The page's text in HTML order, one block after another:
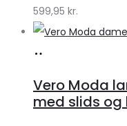
599,95 kr.
Klædeskabet.dk
Vero Moda
med slids og